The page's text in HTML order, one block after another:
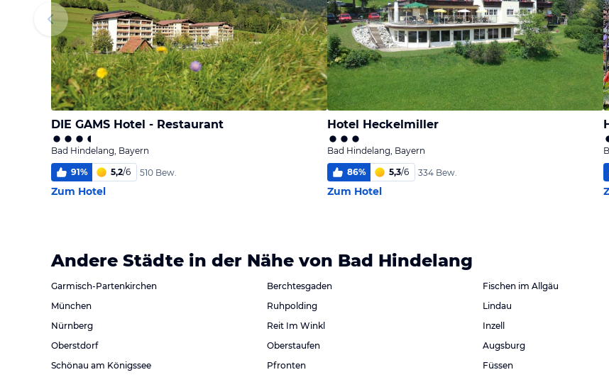
DIE GAMS Hotel - Restaurant
Bad Hindelang, Bayern
91% 5,2/6 510 Bew.
Zum Hotel
Hotel Heckelmiller
Bad Hindelang, Bayern
86% 5,3/6 334 Bew.
Zum Hotel
Andere Städte in der Nähe von Bad Hindelang
Garmisch-Partenkirchen
München
Nürnberg
Oberstdorf
Schönau am Königssee
Berchtesgaden
Ruhpolding
Reit Im Winkl
Oberstaufen
Pfronten
Fischen im Allgäu
Lindau
Inzell
Augsburg
Füssen